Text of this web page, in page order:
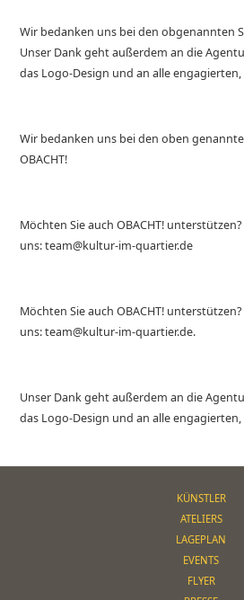
Wir bedanken uns bei den obgenannten
Unser Dank geht außerdem an die
das Logo-Design und an alle
Wir bedanken uns bei den oben
OBACHT!
Möchten Sie auch OBACHT!
uns: team@kultur-im-quartier.de
Möchten Sie auch OBACHT!
uns: team@kultur-im-quartier.de.
Unser Dank geht außerdem an die
das Logo-Design und an alle
KÜNSTLER
ATELIERS
LAGEPLAN
EVENTS
FLYER